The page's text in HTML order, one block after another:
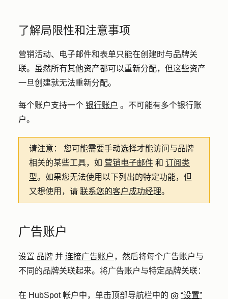
了解局限性和注意事项
营销活动、电子邮件和表单只能在创建时与品牌关
联。虽然所有其他资产都可以重新分配，但这些资产
一旦创建就无法重新分配。
每个账户支持一个 银行账户 。不可能有多个银行账
户。
请注意：
您可能需要手动选择才能访问与品牌
相关的某些工具，如 营销电子邮件 和 订阅类
型。如果您无法使用以下列出的特定功能，但
又想使用，请 联系您的客户成功经理。
广告账户
设置 品牌 并 连接广告账户 ，然后将每个广告账户与
不同的品牌关联起来。将广告账户与特定品牌关联：
在 HubSpot 帐户中，单击顶部导航栏中的
“设置”